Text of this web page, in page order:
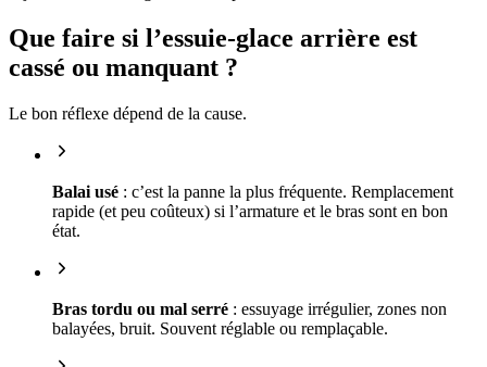
Que faire si l’essuie-glace arrière est
cassé ou manquant ?
Le bon réflexe dépend de la cause.
Balai usé : c’est la panne la plus fréquente. Remplacement
rapide (et peu coûteux) si l’armature et le bras sont en bon
état.
Bras tordu ou mal serré : essuyage irrégulier, zones non
balayées, bruit. Souvent réglable ou remplaçable.